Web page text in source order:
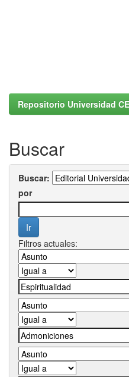
Repositorio Universidad
Buscar
Buscar:
por
Filtros actuales: